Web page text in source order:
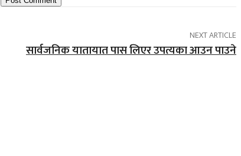
NEXT ARTICLE
सार्वजनिक यातायात पास लिएर उपत्यका आउन पाउने